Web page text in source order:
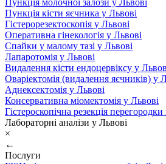
Пункція молочної залози у Львові
Пункція кісти яєчника у Львові
Гістерорезектоскопія у Львові
Оперативна гінекологія у Львові
Спайки у малому тазі у Львові
Лапаротомія у Львові
Видалення кісти ендоцервіксу у
Оваріектомія (видалення яєчників) у
Аднексектомія у Львові
Консервативна міомектомія у Львові
Гістероскопічна резекція
Лабораторні аналізи у Львові
×
←
Послуги